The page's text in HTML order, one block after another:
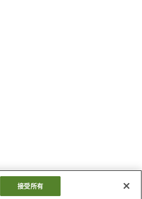
接受所有